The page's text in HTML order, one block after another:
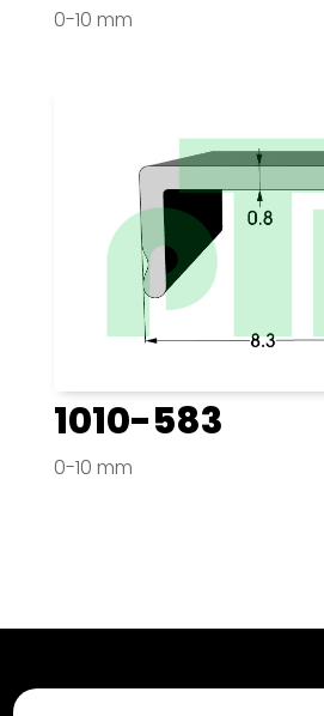
0-10 mm
1010-583
0-10 mm